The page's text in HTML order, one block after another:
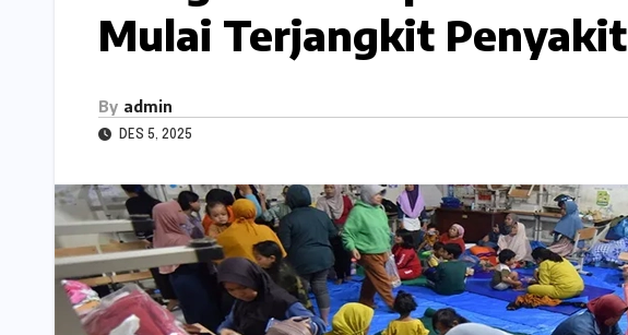
Mulai Terjangkit Penyakit
By admin
DES 5, 2025